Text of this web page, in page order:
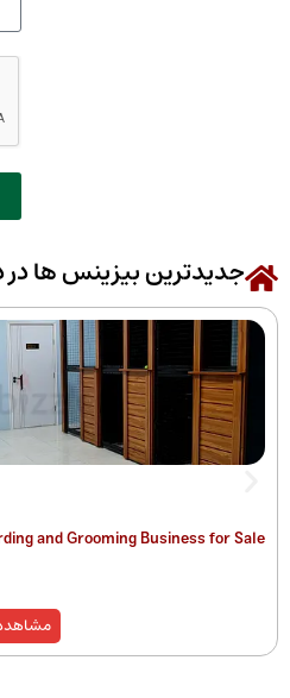
بیزینس ها در دبی
Pet Boarding and Grooming